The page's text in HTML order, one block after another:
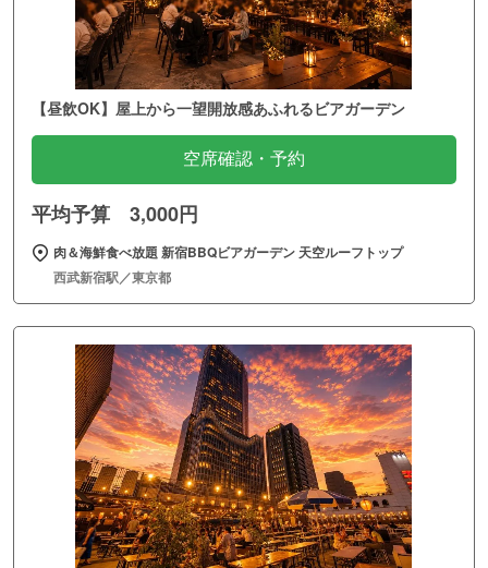
【昼飲OK】屋上から一望開放感あふれるビアガーデン
空席確認・予約
平均予算 3,000円
肉＆海鮮食べ放題 新宿BBQビアガーデン 天空ルーフトップ
西武新宿駅／東京都